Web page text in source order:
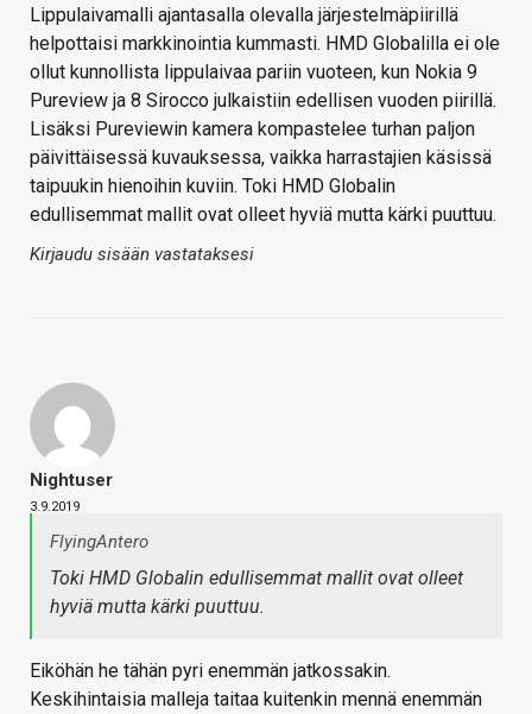
Lippulaivamalli ajantasalla olevalla järjestelmäpiirillä
helpottaisi markkinointia kummasti. HMD Globalilla ei ole
ollut kunnollista lippulaivaa pariin vuoteen, kun Nokia 9
Pureview ja 8 Sirocco julkaistiin edellisen vuoden piirillä.
Lisäksi Pureviewin kamera kompastelee turhan paljon
päivittäisessä kuvauksessa, vaikka harrastajien käsissä
taipuukin hienoihin kuviin. Toki HMD Globalin
edullisemmat mallit ovat olleet hyviä mutta kärki puuttuu.
Kirjaudu sisään vastataksesi
Nightuser
3.9.2019
FlyingAntero
Toki HMD Globalin edullisemmat mallit ovat olleet
hyviä mutta kärki puuttuu.
Eiköhän he tähän pyri enemmän jatkossakin.
Keskihintaisia malleja taitaa kuitenkin mennä enemmän